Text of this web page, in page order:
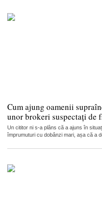
Cum ajung oamenii
unor brokeri suspectați de
Un cititor ni s-a plâns că a ajuns în
împrumuturi cu dobânzi mari, așa că a